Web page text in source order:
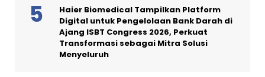
Haier Biomedical Tampilkan Platform
Digital untuk Pengelolaan Bank Darah di
Ajang ISBT Congress 2026, Perkuat
Transformasi sebagai Mitra Solusi
Menyeluruh